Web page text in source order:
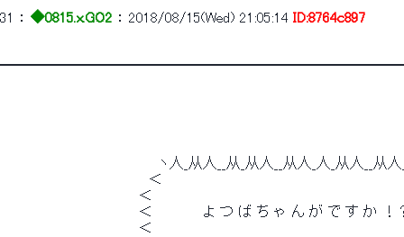
31 ： ◆0815.x.GO2 ： 2018/08/15(Wed) 21:05:14 ID:8764c897
ヽ人_从人__从_从人__从人_人_从人__从人__
＜　　　　　　　　　　　　　　　　　　　　　　　　　
＜　　　　　　　　　　　　　　　　　　　　　　　 　 　
＜　　　　　よ つ ば ち ゃ ん が で す か ！？　
＜　　　　　　　　　　　　　　　　　　　　　　　 　 　